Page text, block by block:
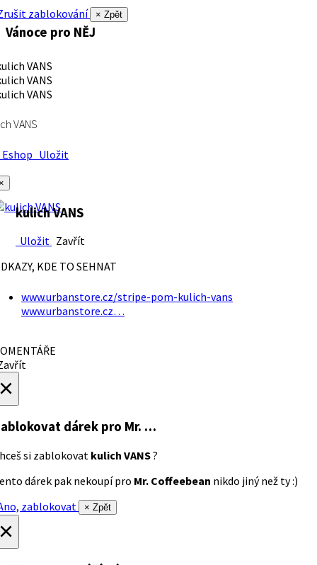
zablokování
× Zpět
Vánoce pro NĚJ
VANS
Uložit
kulich VANS
Uložit Zavřít
KDE TO SEHNAT
www.urbanstore.cz/stripe-pom-kulich-vans
www.urbanstore.cz…
dárek pro Mr. …
si zablokovat kulich VANS?
dárek pak nekoupí pro Mr. Coffeebean nikdo jiný než ty :)
zablokovat
× Zpět